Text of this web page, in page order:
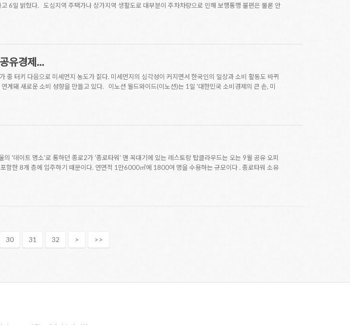
6일 밝혔다. 도심지역 주택가나 상가지역 생활도로 대부분이 주차차량으로 인해 보행통행 불편은 물론 안
유경제…
중 터키 다음으로 미세먼지 농도가 짙다. 미세먼지의 심각성이 커지면서 한국인의 일상과 소비 활동도 바뀌
계돼 새로운 소비 성향을 만들고 있다. 이노션 월드와이드(이노션)는 1일 '대한민국 소비경제의 큰 손, 미
'데이트 명소'로 통하던 종로2가 '종로타워' 맨 꼭대기에 있는 레스토랑 탑클라우드는 오는 9월 공유 오피
함한 8개 층에 입주하기 때문이다. 연면적 1만6000㎡에 1800여 명을 수용하는 규모이다 . 종로타워 소유
30 31 32 > >>